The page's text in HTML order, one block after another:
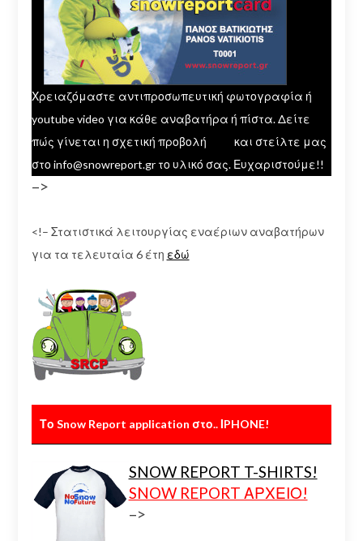
Χρειαζόμαστε αντιπροσωπευτική φωτογραφία ή
youtube video για κάθε αναβατήρα ή πίστα. Δείτε
πώς γίνεται η σχετική προβολή
και στείλτε μας
στο info@snowreport.gr το υλικό σας. Ευχαριστούμε!!
–>
<!– Στατιστικά λειτουργίας εναέριων αναβατήρων
για τα τελευταία 6 έτη εδώ
Το Snow Report application στο.. ΙPHONE!
SNOW REPORT T-SHIRTS!
SNOW REPORT ΑΡΧΕΙΟ!
–>